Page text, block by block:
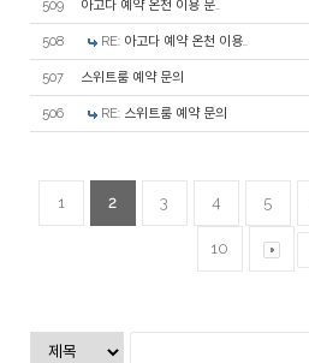
509 아고다 예약 온천 이용 문..
508 RE: 아고다 예약 온천 이용..
507 스위트룸 예약 문의
506 RE: 스위트룸 예약 문의
1 2 3 4 5
10